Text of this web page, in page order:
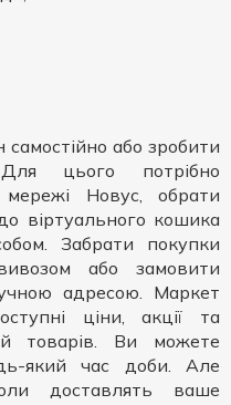
або зробити
цього потрібно
мережі Новус, обрати
віртуального кошика
Забрати покупки
або замовити
адресою. Маркет
ціни, акції та
товарів. Ви можете
який час доби. Але
доставлять ваше